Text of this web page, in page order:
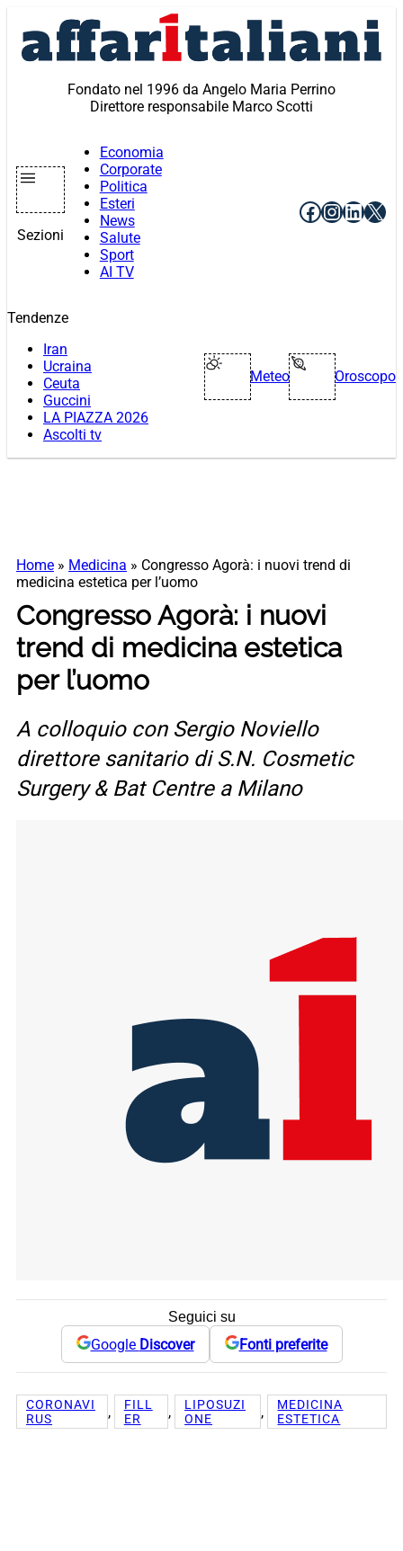
contenuto
Fondato nel 1996 da Angelo Maria Perrino
Direttore responsabile Marco Scotti
Sezioni
Economia
Corporate
Politica
Esteri
News
Salute
Sport
AI TV
Facebook
X
Tendenze
Iran
Ucraina
Ceuta
Guccini
LA PIAZZA 2026
Ascolti tv
Meteo Oroscopo
Home » Medicina » Congresso Agorà: i nuovi trend di
medicina estetica per l’uomo
Congresso Agorà: i nuovi
trend di medicina estetica
per l’uomo
A colloquio con Sergio Noviello
direttore sanitario di S.N. Cosmetic
Surgery & Bat Centre a Milano
Seguici su
Google Discover Fonti preferite
CORONAVI
RUS
,
FILL
ER
,
LIPOSUZI
ONE
,
MEDICINA
ESTETICA